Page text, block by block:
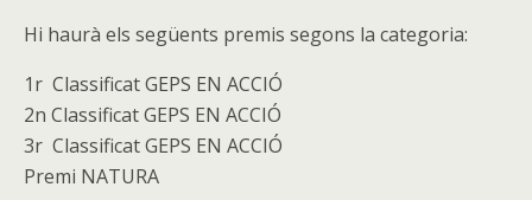
Hi haurà els següents premis segons la categoria:
1r Classificat GEPS EN ACCIÓ
2n Classificat GEPS EN ACCIÓ
3r Classificat GEPS EN ACCIÓ
Premi NATURA